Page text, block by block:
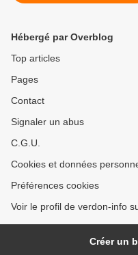
Hébergé par Overblog
Top articles
Pages
Contact
Signaler un abus
C.G.U.
Cookies et données
Préférences cookies
Voir le profil de verdon-info
Créer un